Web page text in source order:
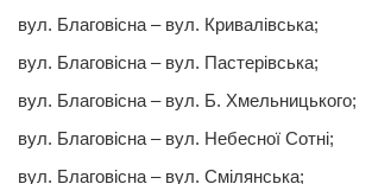
вул. Благовiсна – вул. Кривалівська;
вул. Благовiсна – вул. Пастерiвська;
вул. Благовiсна – вул. Б. Хмельницького;
вул. Благовiсна – вул. Небесної Сотні;
вул. Благовiсна – вул. Смiлянська;